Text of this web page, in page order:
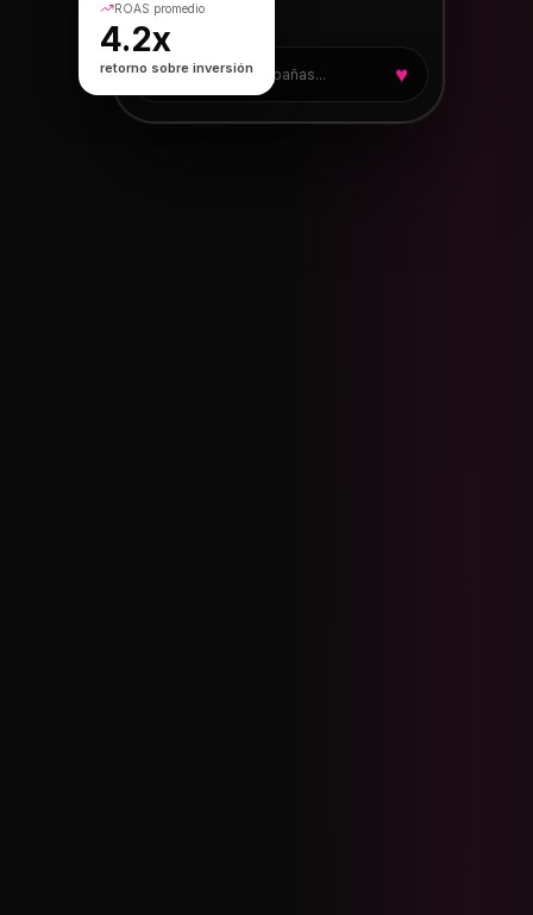
Optimizando campañas... ♥
ROAS promedio
4.2x
retorno sobre inversión